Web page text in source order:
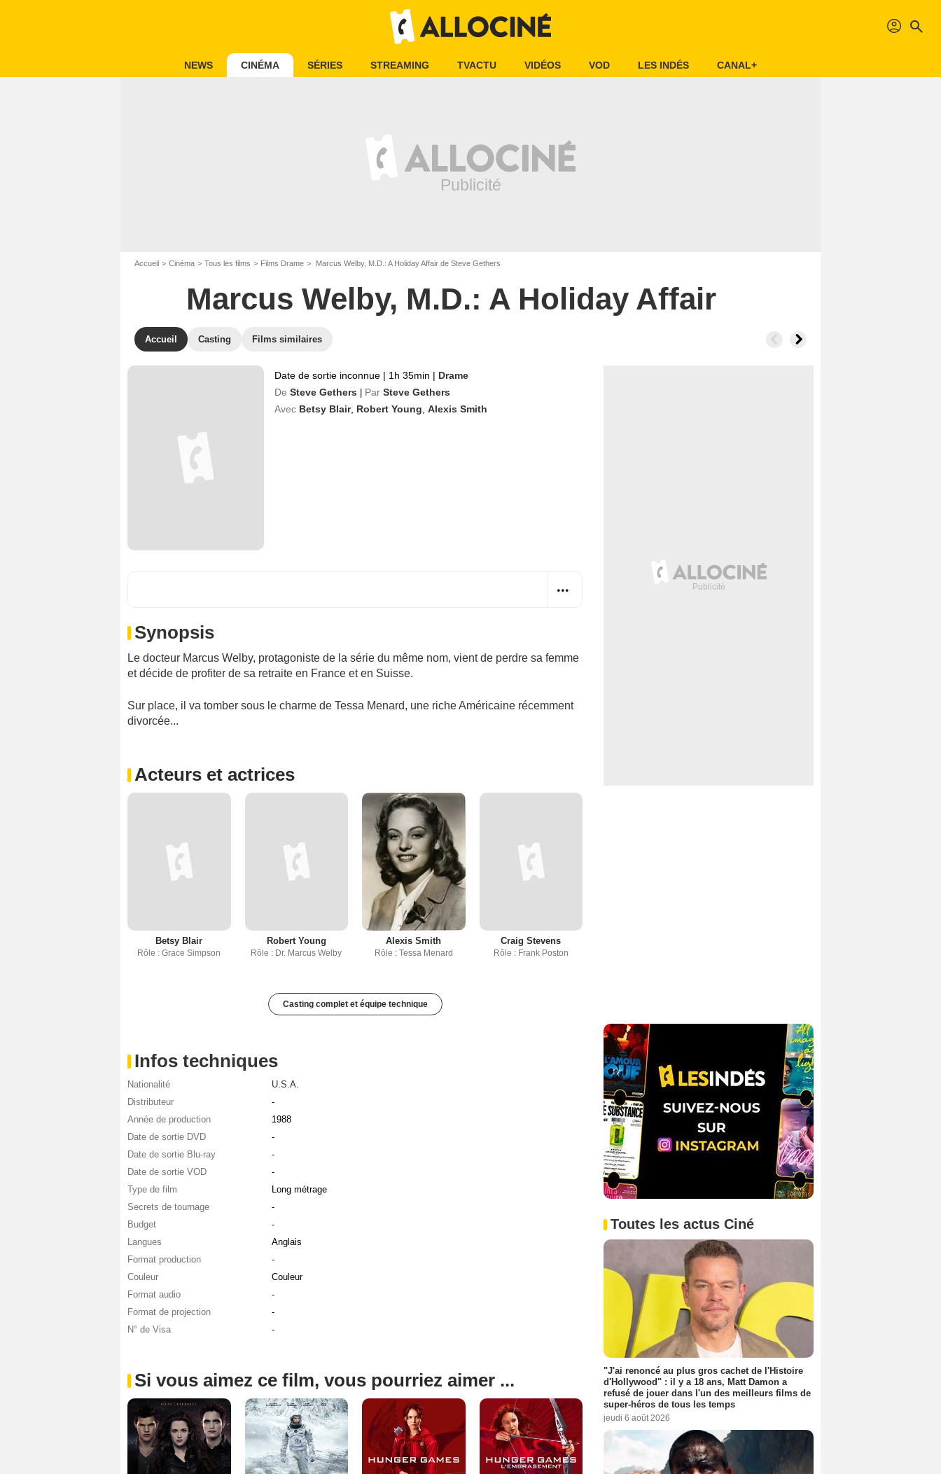
profil search
NEWS CINÉMA SÉRIES STREAMING TVACTU VIDÉOS VOD LES INDÉS CANAL+
Accueil Cinéma Tous les films Films Drame Marcus Welby, M.D.: A Holiday Affair de Steve Gethers
Marcus Welby, M.D.: A Holiday Affair
Accueil Casting Films similaires
Date de sortie inconnue | 1h 35min | Drame
De Steve Gethers Par Steve Gethers
Avec Betsy Blair, Robert Young Alexis Smith
Synopsis
Le docteur Marcus Welby, protagoniste de la série du même nom, vient de perdre sa femme
et décide de profiter de sa retraite en France et en Suisse.
Sur place, il va tomber sous le charme de Tessa Menard, une riche Américaine récemment
divorcée...
Acteurs et actrices
Betsy Blair
Rôle : Grace Simpson
Robert Young
Rôle : Dr. Marcus Welby
Alexis Smith
Rôle : Tessa Menard
Craig Stevens
Rôle : Frank Poston
Casting complet et équipe technique
Infos techniques
Nationalité
U.S.A.
Distributeur
-
Année de production
1988
Date de sortie DVD
-
Date de sortie Blu-ray
-
Date de sortie VOD
-
Type de film
Long métrage
Secrets de tournage
-
Budget
-
Langues
Anglais
Format production
-
Couleur
Couleur
Format audio
-
Format de projection
-
N° de Visa
-
Si vous aimez ce film, vous pourriez aimer ...
Toutes les actus Ciné
"J'ai renoncé au plus gros cachet de l'Histoire
d'Hollywood" : il y a 18 ans, Matt Damon a
refusé de jouer dans l'un des meilleurs films de
super-héros de tous les temps
jeudi 6 août 2026